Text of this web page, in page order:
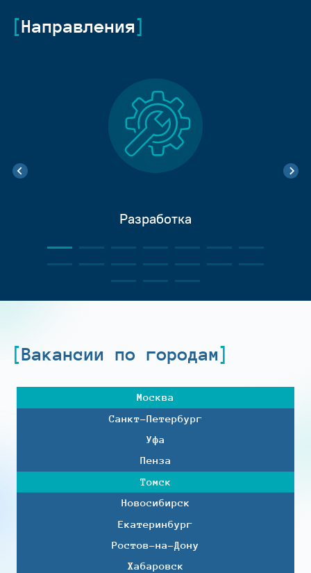
Направления
Разработка
Вакансии по городам
Москва
Санкт-Петербург
Уфа
Пенза
Томск
Новосибирск
Екатеринбург
Ростов-на-Дону
Хабаровск